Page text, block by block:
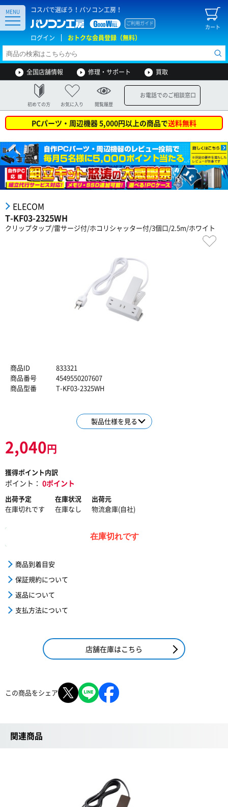
コスパで選ぼう！パソコン工房！
カート
ご利用ガイド
ログイン おトクな会員登録（無料）
MENU
全国店舗情報 修理・サポート 買取
初めての方 お気に入り 閲覧履歴
お電話でのご相談窓口
PCパーツ・周辺機器 5,000円以上の商品で送料無料
ELECOM
T-KF03-2325WH
クリップタップ/雷サージ付/ホコリシャッター付/3個口/2.5m/ホワイト
商品ID
833321
商品番号
4549550207607
商品型番
T-KF03-2325WH
製品仕様を見る
2,040円
獲得ポイント内訳
ポイント： 0ポイント
出荷予定
在庫切れです
在庫状況
在庫なし
出荷元
物流倉庫(自社)
在庫切れです
商品到着目安
保証規約について
返品について
支払方法について
店舗在庫はこちら
この商品をシェア
関連商品